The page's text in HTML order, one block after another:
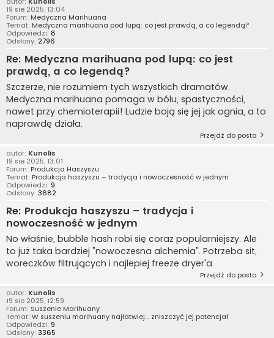
19 sie 2025, 13:04
Forum: Medyczna Marihuana
Temat: Medyczna marihuana pod lupą: co jest prawdą, a co legendą?
Odpowiedzi: 8
Odsłony: 2796
Re: Medyczna marihuana pod lupą: co jest
prawdą, a co legendą?
Szczerze, nie rozumiem tych wszystkich dramatów.
Medyczna marihuana pomaga w bólu, spastyczności,
nawet przy chemioterapii! Ludzie boją się jej jak ognia, a to
naprawdę działa.
Przejdź do posta
autor: Kunolis
19 sie 2025, 13:01
Forum: Produkcja Haszyszu
Temat: Produkcja haszyszu – tradycja i nowoczesność w jednym
Odpowiedzi: 9
Odsłony: 3682
Re: Produkcja haszyszu – tradycja i
nowoczesność w jednym
No właśnie, bubble hash robi się coraz popularniejszy. Ale
to już taka bardziej "nowoczesna alchemia". Potrzeba sit,
woreczków filtrujących i najlepiej freeze dryer'a.
Przejdź do posta
autor: Kunolis
19 sie 2025, 12:59
Forum: Suszenie Marihuany
Temat: W suszeniu marihuany najłatwiej… zniszczyć jej potencjał
Odpowiedzi: 9
Odsłony: 3365